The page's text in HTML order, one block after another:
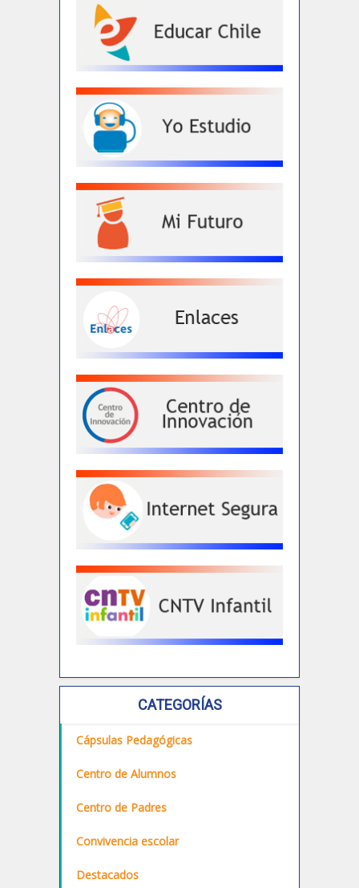
CATEGORÍAS
Cápsulas Pedagógicas
Centro de Alumnos
Centro de Padres
Convivencia escolar
Destacados